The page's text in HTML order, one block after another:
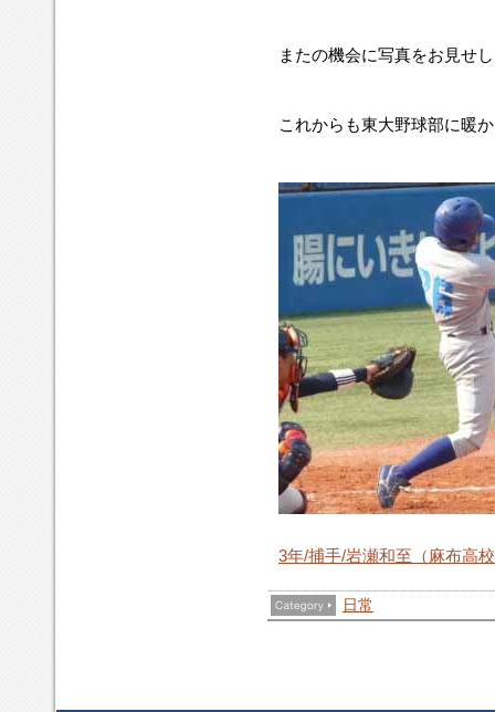
またの機会に写真をお見せ
これからも東大野球部に暖
3年/捕手/岩瀬和至（麻布高
日常